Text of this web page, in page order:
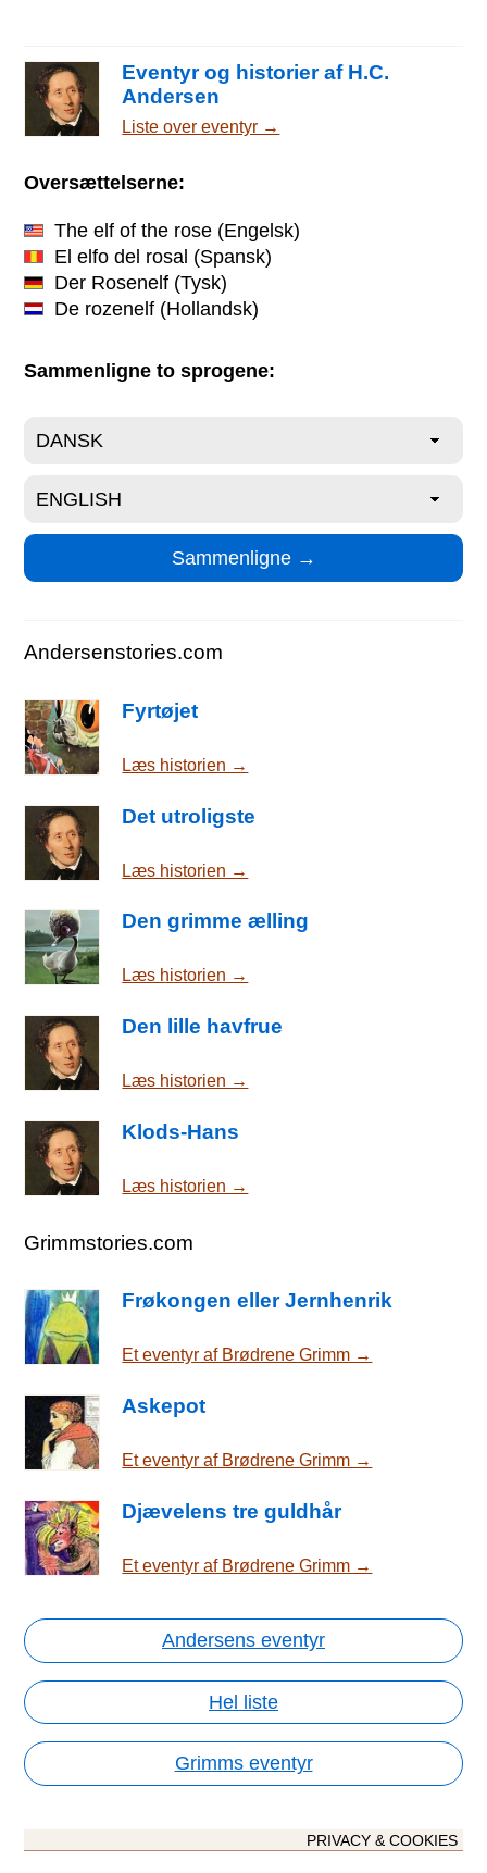
Eventyr og historier af H.C.
Andersen
Liste over eventyr →
Oversættelserne:
The elf of the rose (Engelsk)
El elfo del rosal (Spansk)
Der Rosenelf (Tysk)
De rozenelf (Hollandsk)
Sammenligne to sprogene:
Andersenstories.com
Fyrtøjet
Læs historien →
Det utroligste
Læs historien →
Den grimme ælling
Læs historien →
Den lille havfrue
Læs historien →
Klods-Hans
Læs historien →
Grimmstories.com
Frøkongen eller Jernhenrik
Et eventyr af Brødrene Grimm →
Askepot
Et eventyr af Brødrene Grimm →
Djævelens tre guldhår
Et eventyr af Brødrene Grimm →
Andersens eventyr
Hel liste
Grimms eventyr
PRIVACY & COOKIES